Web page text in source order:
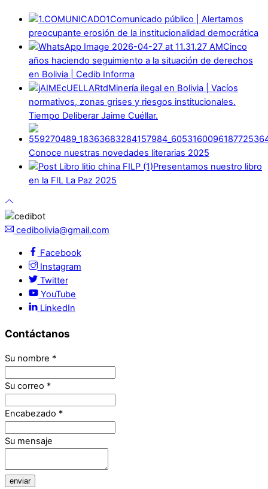
Comunicado público | Alertamos
preocupante erosión de la institucionalidad democrática
Cinco
años haciendo seguimiento a la situación de derechos
en Bolivia | Cedib Informa
Minería ilegal en Bolivia | Vacíos
normativos, zonas grises y riesgos institucionales.
Tiempo Deliberar Jaime Cuéllar.
Conoce nuestras novedades literarias 2025
Presentamos nuestro libro
en la FIL La Paz 2025
cedibolivia@gmail.com
Facebook
Instagram
Twitter
YouTube
LinkedIn
Contáctanos
Su nombre *
Su correo *
Encabezado *
Su mensaje
enviar